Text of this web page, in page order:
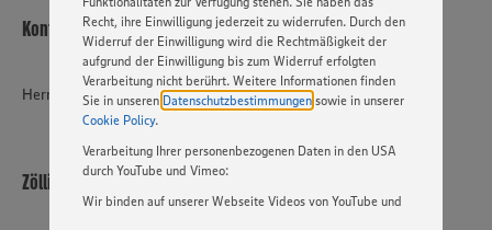
Recht, ihre Einwilligung jederzeit zu widerrufen. Durch den
Widerruf der Einwilligung wird die Rechtmäßigkeit der
aufgrund der Einwilligung bis zum Widerruf erfolgten
Verarbeitung nicht berührt. Weitere Informationen finden
Sie in unseren Datenschutzbestimmungen sowie in unserer
Cookie Policy.
Verarbeitung Ihrer personenbezogenen Daten in den USA
durch YouTube und Vimeo:
Wir binden auf unserer Webseite Videos von YouTube und
Kontakt
Herr Zöllick
Zöllick Lebensmittel Rostock KG